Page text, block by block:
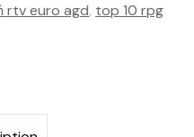
rtv euro agd, top 10 rpg